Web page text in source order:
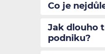
Co je
Jak dlouho
podniku?